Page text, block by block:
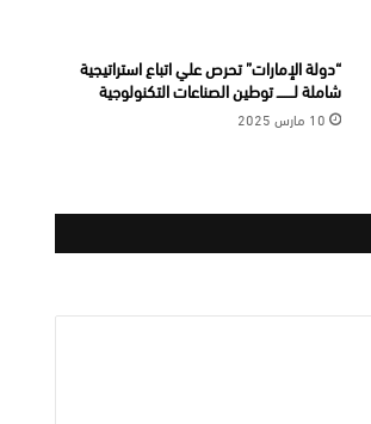
“دولة الإمارات” تحرص علي اتباع استراتيجية
شاملة لـــــــ توطين الصناعات التكنولوجية
10 مارس 2025